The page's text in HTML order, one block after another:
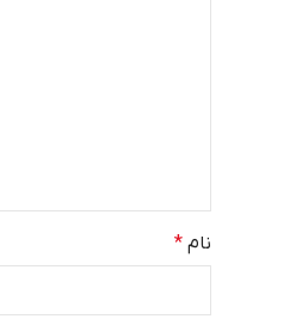
نام *